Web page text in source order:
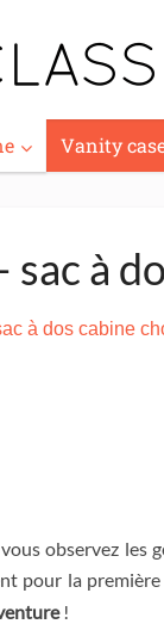
Vanity
sac à
à dos cabine
observez
pour la
!